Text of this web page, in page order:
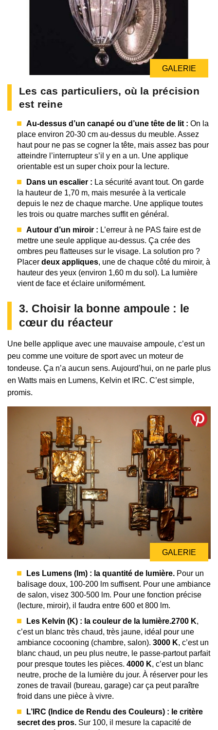
GALERIE
Les cas particuliers, où la précision
est reine
Au-dessus d’un canapé ou d’une tête de lit : On la
place environ 20-30 cm au-dessus du meuble. Assez
haut pour ne pas se cogner la tête, mais assez bas pour
atteindre l’interrupteur s’il y en a un. Une applique
orientable est un super choix pour la lecture.
Dans un escalier : La sécurité avant tout. On garde
la hauteur de 1,70 m, mais mesurée à la verticale
depuis le nez de chaque marche. Une applique toutes
les trois ou quatre marches suffit en général.
Autour d’un miroir : L’erreur à ne PAS faire est de
mettre une seule applique au-dessus. Ça crée des
ombres peu flatteuses sur le visage. La solution pro ?
Placer deux appliques, une de chaque côté du miroir, à
hauteur des yeux (environ 1,60 m du sol). La lumière
vient de face et éclaire uniformément.
3. Choisir la bonne ampoule : le
cœur du réacteur
Une belle applique avec une mauvaise ampoule, c’est un
peu comme une voiture de sport avec un moteur de
tondeuse. Ça n’a aucun sens. Aujourd’hui, on ne parle plus
en Watts mais en Lumens, Kelvin et IRC. C’est simple,
promis.
GALERIE
Les Lumens (lm) : la quantité de lumière. Pour un
balisage doux, 100-200 lm suffisent. Pour une ambiance
de salon, visez 300-500 lm. Pour une fonction précise
(lecture, miroir), il faudra entre 600 et 800 lm.
Les Kelvin (K) : la couleur de la lumière.2700 K,
c’est un blanc très chaud, très jaune, idéal pour une
ambiance cocooning (chambre, salon). 3000 K, c’est un
blanc chaud, un peu plus neutre, le passe-partout parfait
pour presque toutes les pièces. 4000 K, c’est un blanc
neutre, proche de la lumière du jour. À réserver pour les
zones de travail (bureau, garage) car ça peut paraître
froid dans une pièce à vivre.
L’IRC (Indice de Rendu des Couleurs) : le critère
secret des pros. Sur 100, il mesure la capacité de